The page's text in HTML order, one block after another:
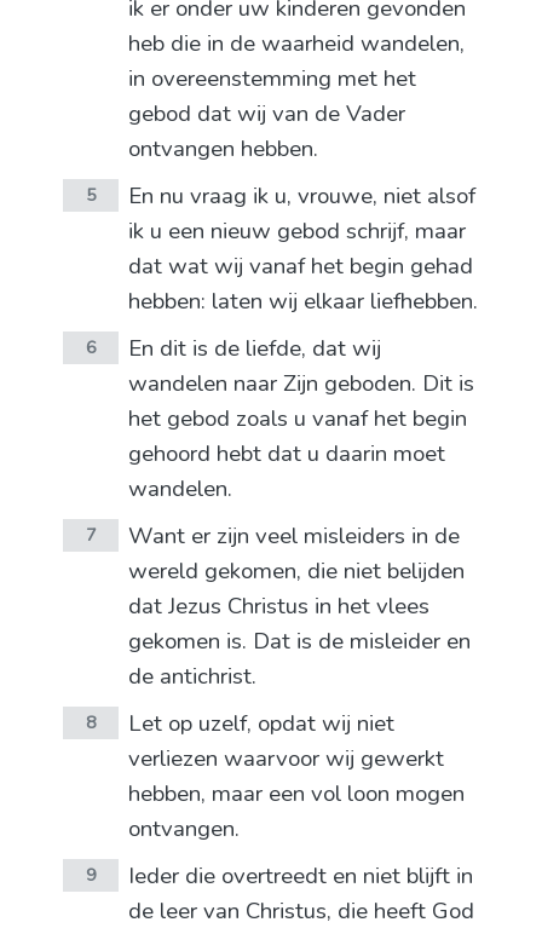
ik er onder uw kinderen gevonden
heb die in de waarheid wandelen,
in overeenstemming met het
gebod dat wij van de Vader
ontvangen hebben.
5
En nu vraag ik u, vrouwe, niet alsof
ik u een nieuw gebod schrijf, maar
dat wat wij vanaf het begin gehad
hebben: laten wij elkaar liefhebben.
6
En dit is de liefde, dat wij
wandelen naar Zijn geboden. Dit is
het gebod zoals u vanaf het begin
gehoord hebt dat u daarin moet
wandelen.
7
Want er zijn veel misleiders in de
wereld gekomen, die niet belijden
dat Jezus Christus in het vlees
gekomen is. Dat is de misleider en
de antichrist.
8
Let op uzelf, opdat wij niet
verliezen waarvoor wij gewerkt
hebben, maar een vol loon mogen
ontvangen.
9
Ieder die overtreedt en niet blijft in
de leer van Christus, die heeft God